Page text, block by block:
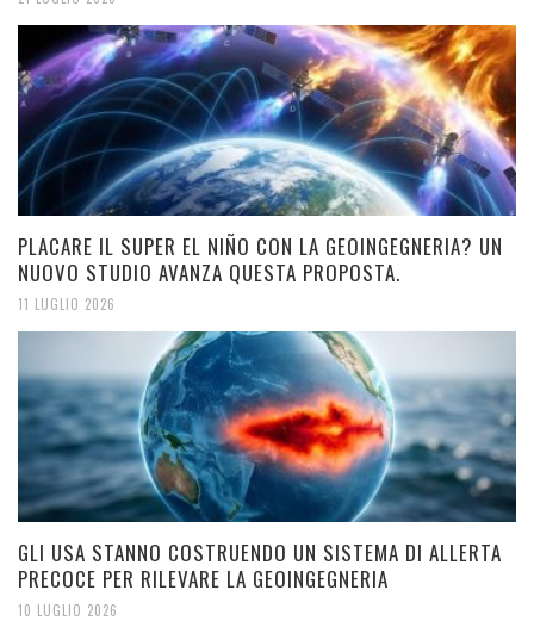
PLACARE IL SUPER EL NIÑO CON LA GEOINGEGNERIA? UN
NUOVO STUDIO AVANZA QUESTA PROPOSTA.
11 LUGLIO 2026
GLI USA STANNO COSTRUENDO UN SISTEMA DI ALLERTA
PRECOCE PER RILEVARE LA GEOINGEGNERIA
10 LUGLIO 2026